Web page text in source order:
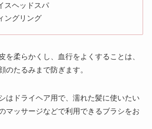
スヘッドスパ
ングリング
を柔らかくし、血行をよくすることは、
のたるみまで防ぎます。
はドライヘア用で、濡れた髪に使いたい
マッサージなどで利用できるブラシをお